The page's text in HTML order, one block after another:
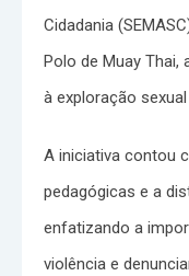
Cidadania
Polo de Muay Thai,
à exploração
A iniciativa contou
pedagógicas e a
enfatizando a
violência e